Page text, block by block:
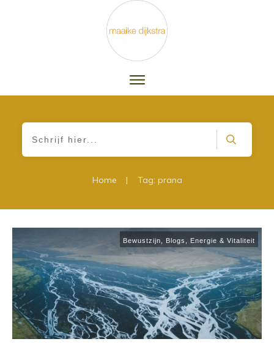
Home | Tag: prana
Bewustzijn Blogs Energie & Vitaliteit